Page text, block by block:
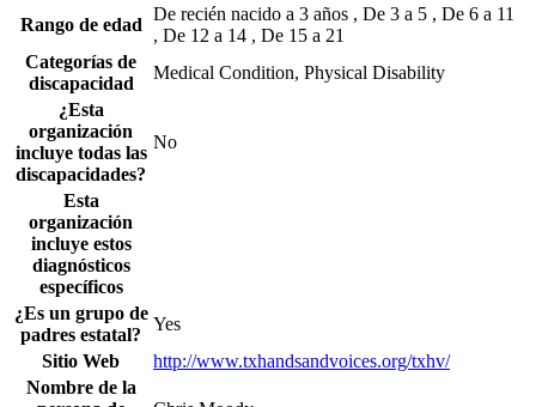
Rango de edad
De recién nacido a 3 años , De 3 a 5 , De 6 a 11
, De 12 a 14 , De 15 a 21
Categorías de
discapacidad
Medical Condition, Physical Disability
¿Esta
organización
incluye todas las
discapacidades?
No
Esta
organización
incluye estos
diagnósticos
específicos
¿Es un grupo de
padres estatal?
Yes
Sitio Web
http://www.txhandsandvoices.org/txhv/
Nombre de la